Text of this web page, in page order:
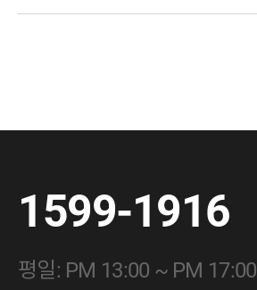
1599-1916
평일: PM 13:00 ~ PM 17:00